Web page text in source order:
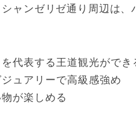
ャンゼリゼ通り周辺は
代表する王道観光ができ
ジュアリーで高級感強め
が楽しめる